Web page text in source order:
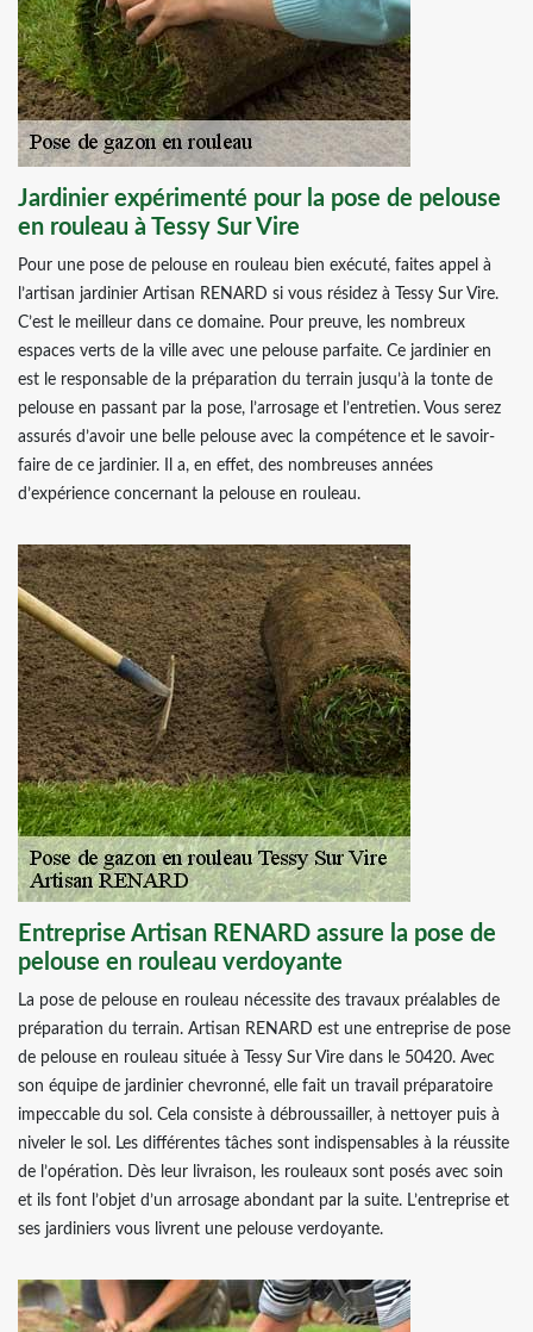
Jardinier expérimenté pour la pose de pelouse
en rouleau à Tessy Sur Vire
Pour une pose de pelouse en rouleau bien exécuté, faites appel à
l’artisan jardinier Artisan RENARD si vous résidez à Tessy Sur Vire.
C’est le meilleur dans ce domaine. Pour preuve, les nombreux
espaces verts de la ville avec une pelouse parfaite. Ce jardinier en
est le responsable de la préparation du terrain jusqu’à la tonte de
pelouse en passant par la pose, l’arrosage et l’entretien. Vous serez
assurés d’avoir une belle pelouse avec la compétence et le savoir-
faire de ce jardinier. Il a, en effet, des nombreuses années
d’expérience concernant la pelouse en rouleau.
Entreprise Artisan RENARD assure la pose de
pelouse en rouleau verdoyante
La pose de pelouse en rouleau nécessite des travaux préalables de
préparation du terrain. Artisan RENARD est une entreprise de pose
de pelouse en rouleau située à Tessy Sur Vire dans le 50420. Avec
son équipe de jardinier chevronné, elle fait un travail préparatoire
impeccable du sol. Cela consiste à débroussailler, à nettoyer puis à
niveler le sol. Les différentes tâches sont indispensables à la réussite
de l’opération. Dès leur livraison, les rouleaux sont posés avec soin
et ils font l’objet d’un arrosage abondant par la suite. L’entreprise et
ses jardiniers vous livrent une pelouse verdoyante.